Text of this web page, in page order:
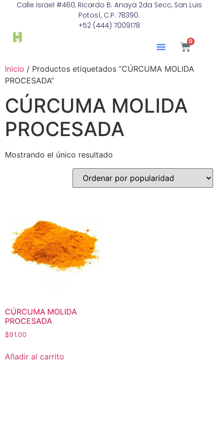
Calle Israel #460, Ricardo B. Anaya 2da Secc, San Luis
Potosí, C.P. 78390.
+52 (444) 7009178
0
Inicio / Productos etiquetados “CÚRCUMA MOLIDA
PROCESADA”
CÚRCUMA MOLIDA
PROCESADA
Mostrando el único resultado
CÚRCUMA MOLIDA
PROCESADA
$91.00
Añadir al carrito